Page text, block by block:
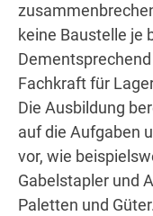
keine Baustelle je
Fachkraft für
Die Ausbildung
auf die Aufgaben
vor, wie
Gabelstapler und
Paletten und